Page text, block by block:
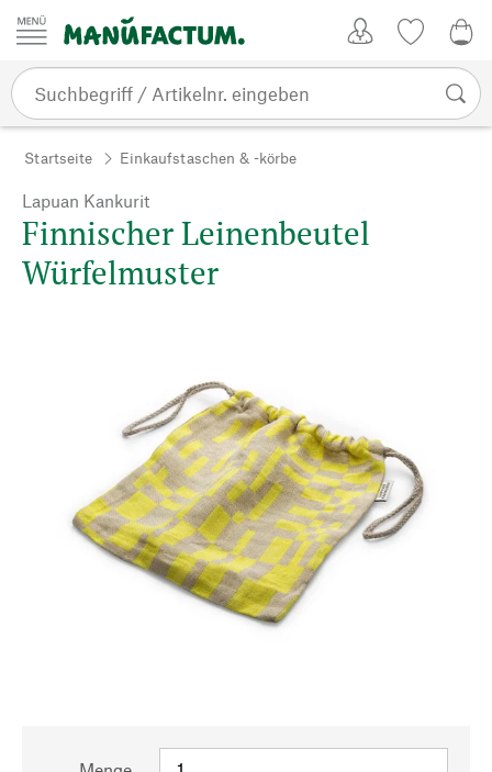
Zum Inhalt springen
Startseite Einkaufstaschen & -körbe
Lapuan Kankurit
Finnischer Leinenbeutel
Würfelmuster